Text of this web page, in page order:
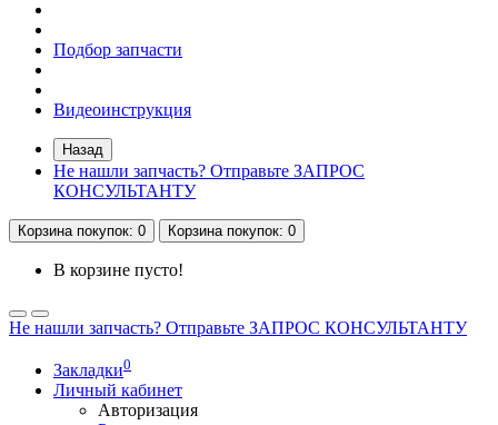
Подбор запчасти
Видеоинструкция
Назад
Не нашли запчасть? Отправьте ЗАПРОС
КОНСУЛЬТАНТУ
Корзинапокупок: 0 Корзинапокупок: 0
В корзине пусто!
Не нашли запчасть? Отправьте ЗАПРОС КОНСУЛЬТАНТУ
Закладки0
Личный кабинет
Авторизация